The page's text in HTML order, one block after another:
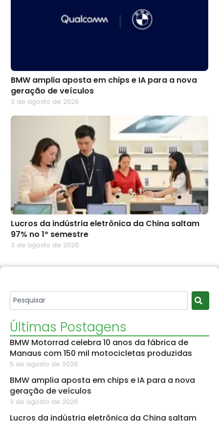
BMW amplia aposta em chips e IA para a nova
geração de veículos
3 de agosto de 2026
Lucros da indústria eletrônica da China saltam
97% no 1º semestre
3 de agosto de 2026
Últimas Postagens
BMW Motorrad celebra 10 anos da fábrica de
Manaus com 150 mil motocicletas produzidas
5 de agosto de 2026
BMW amplia aposta em chips e IA para a nova
geração de veículos
3 de agosto de 2026
Lucros da indústria eletrônica da China saltam